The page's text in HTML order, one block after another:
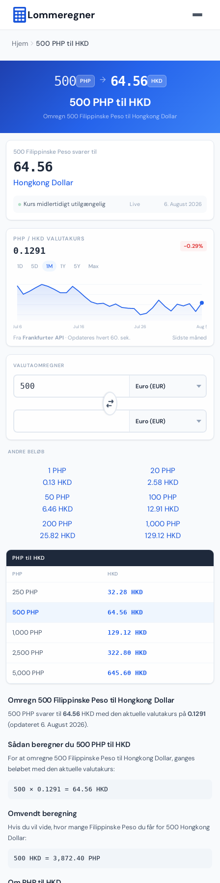
Lommeregner
Hjem 500 PHP til HKD
500 PHP → 64.56 HKD
500 PHP til HKD
Omregn 500 Filippinske Peso til Hongkong Dollar
500 Filippinske Peso svarer til
64.56
Hongkong Dollar
Kurs midlertidigt utilgængelig Live 6. August 2026
PHP / HKD VALUTAKURS
0.1291 -0.29%
1D 5D 1M 1Y 5Y Max
Fra Frankfurter API · Opdateres hvert 60. sek. Sidste måned
VALUTAOMREGNER
ANDRE BELØB
1 PHP
0.13 HKD
20 PHP
2.58 HKD
50 PHP
6.46 HKD
100 PHP
12.91 HKD
200 PHP
25.82 HKD
1,000 PHP
129.12 HKD
PHP til HKD
PHP HKD
250 PHP 32.28 HKD
500 PHP 64.56 HKD
1,000 PHP 129.12 HKD
2,500 PHP 322.80 HKD
5,000 PHP 645.60 HKD
Omregn 500 Filippinske Peso til Hongkong Dollar
500 PHP svarer til 64.56 HKD med den aktuelle valutakurs på0.1291
(opdateret6. August 2026).
Sådan beregner du 500 PHP til HKD
For at omregne 500 Filippinske Peso til Hongkong Dollar, ganges
beløbet med den aktuelle valutakurs:
500 × 0.1291 = 64.56 HKD
Omvendt beregning
Hvis du vil vide, hvor mange Filippinske Peso du får for 500 Hongkong
Dollar:
500 HKD = 3,872.40 PHP